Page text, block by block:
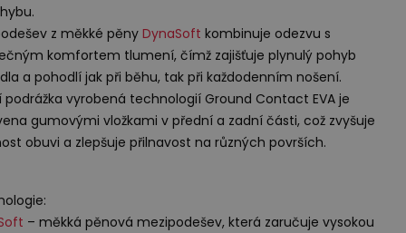
z měkké pěny DynaSoft kombinuje odezvu s
komfortem tlumení, čímž zajišťuje plynulý pohyb
a pohodlí jak při běhu, tak při každodenním nošení.
podrážka vyrobená technologií Ground Contact EVAje
gumovými vložkami v přední a zadní části, což zvyšuje
obuvi a zlepšuje přilnavost na různých površích.
– měkká pěnová mezipodešev, která zaručuje vysokou